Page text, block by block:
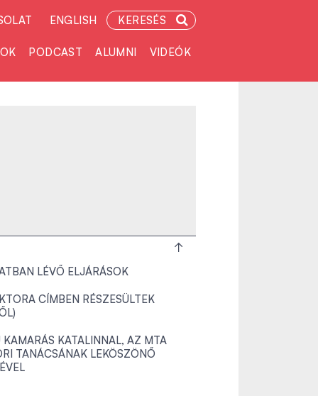
ENGLISH KERESÉS
PODCAST ALUMNI VIDEÓK
LÉVŐ ELJÁRÁSOK
CÍMBEN RÉSZESÜLTEK
KAMARÁS KATALINNAL, AZ MTA
TANÁCSÁNAK LEKÖSZÖNŐ